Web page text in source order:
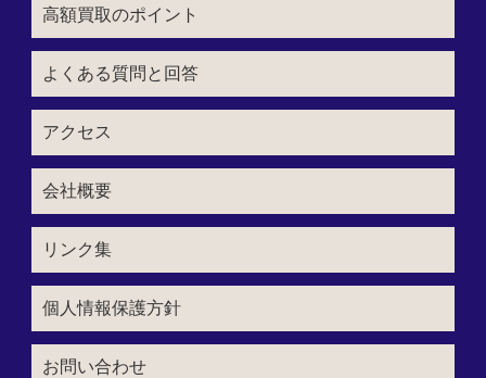
高額買取のポイント
よくある質問と回答
アクセス
会社概要
リンク集
個人情報保護方針
お問い合わせ